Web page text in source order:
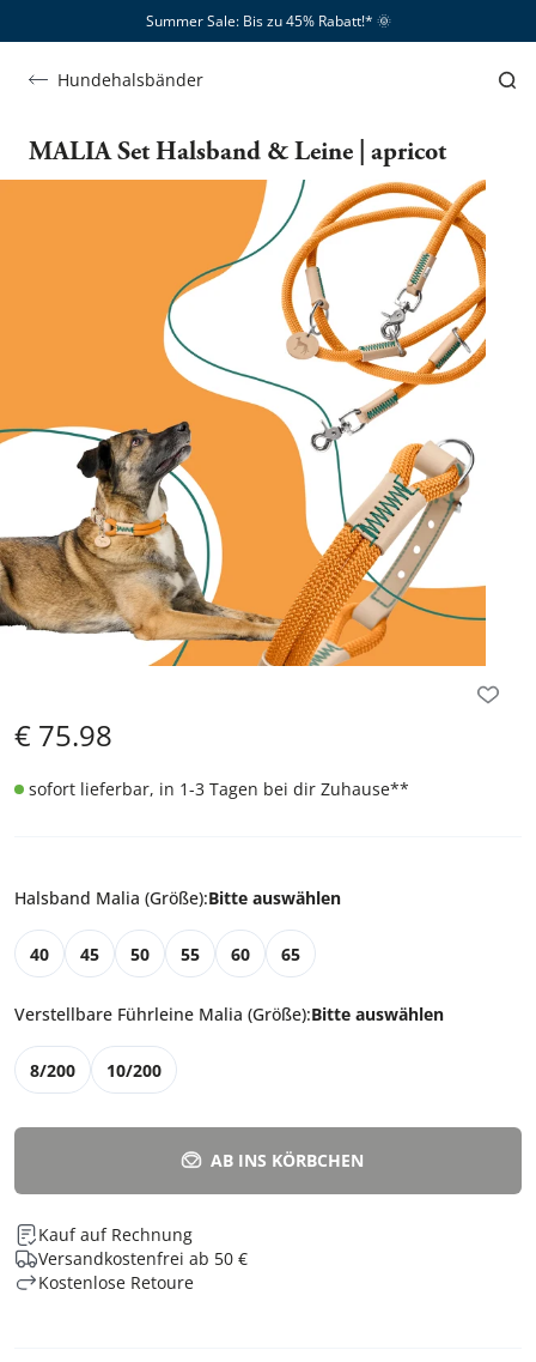
Summer Sale: Bis zu 45% Rabatt!*​ 🌞
Hundehalsbänder
MALIA Set Halsband & Leine | apricot
€ 75.98
sofort lieferbar, in 1-3 Tagen bei dir Zuhause**
Halsband Malia (Größe):Bitte auswählen
40 45 50 55 60 65
Verstellbare Führleine Malia (Größe):Bitte auswählen
8/200 10/200
AB INS KÖRBCHEN
Kauf auf Rechnung
Versandkostenfrei ab 50 €
Kostenlose Retoure